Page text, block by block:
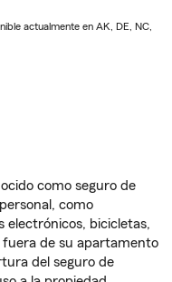
actualmente en AK, DE, NC,
como seguro de
como
electrónicos, bicicletas,
de su apartamento
del seguro de